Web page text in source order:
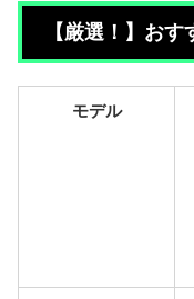
【厳選！】お
モデル